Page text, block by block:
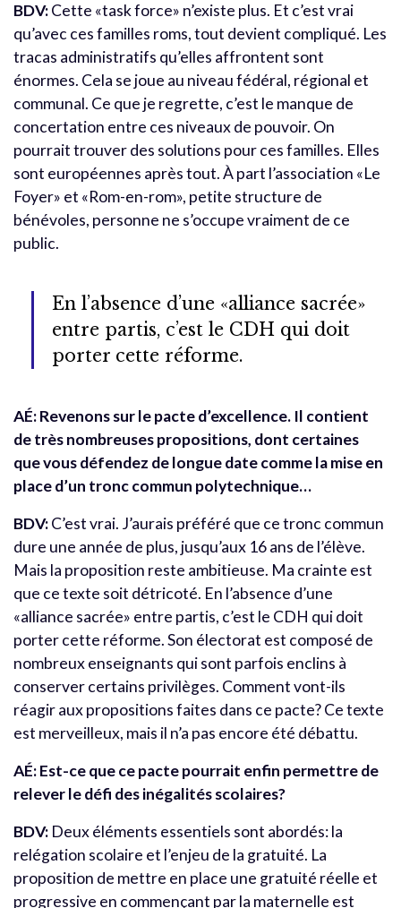
BDV:Cette «task force» n’existe plus. Et c’est vrai
qu’avec ces familles roms, tout devient compliqué. Les
tracas administratifs qu’elles affrontent sont
énormes. Cela se joue au niveau fédéral, régional et
communal. Ce que je regrette, c’est le manque de
concertation entre ces niveaux de pouvoir. On
pourrait trouver des solutions pour ces familles. Elles
sont européennes après tout. À part l’association «Le
Foyer» et «Rom-en-rom», petite structure de
bénévoles, personne ne s’occupe vraiment de ce
public.
En l’absence d’une «alliance sacrée»
entre partis, c’est le CDH qui doit
porter cette réforme.
AÉ: Revenons sur le pacte d’excellence. Il contient
de très nombreuses propositions, dont certaines
que vous défendez de longue date comme la mise en
place d’un tronc commun polytechnique…
BDV:C’est vrai. J’aurais préféré que ce tronc commun
dure une année de plus, jusqu’aux 16 ans de l’élève.
Mais la proposition reste ambitieuse. Ma crainte est
que ce texte soit détricoté. En l’absence d’une
«alliance sacrée» entre partis, c’est le CDH qui doit
porter cette réforme. Son électorat est composé de
nombreux enseignants qui sont parfois enclins à
conserver certains privilèges. Comment vont-ils
réagir aux propositions faites dans ce pacte? Ce texte
est merveilleux, mais il n’a pas encore été débattu.
AÉ: Est-ce que ce pacte pourrait enfin permettre de
relever le défi des inégalités scolaires?
BDV: Deux éléments essentiels sont abordés: la
relégation scolaire et l’enjeu de la gratuité. La
proposition de mettre en place une gratuité réelle et
progressive en commençant par la maternelle est